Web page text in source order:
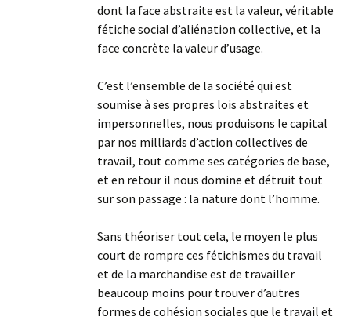
dont la face abstraite est la valeur, véritable
fétiche social d’aliénation collective, et la
face concrète la valeur d’usage.
C’est l’ensemble de la société qui est
soumise à ses propres lois abstraites et
impersonnelles, nous produisons le capital
par nos milliards d’action collectives de
travail, tout comme ses catégories de base,
et en retour il nous domine et détruit tout
sur son passage : la nature dont l’homme.
Sans théoriser tout cela, le moyen le plus
court de rompre ces fétichismes du travail
et de la marchandise est de travailler
beaucoup moins pour trouver d’autres
formes de cohésion sociales que le travail et